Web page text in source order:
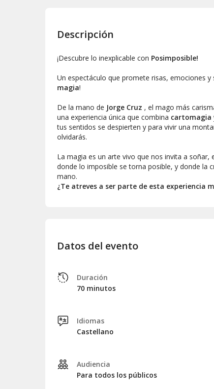
Descripción
¡Descubre lo inexplicable con Posimposible!
Un espectáculo que promete risas, emociones y
magia!
De la mano de Jorge Cruz , el mago más
una experiencia única que combina cartomagia
tus sentidos se despierten y para vivir una
olvidarás.
La magia es un arte vivo que nos invita a soñar,
donde lo imposible se torna posible, y donde la
mano.
¿Te atreves a ser parte de esta experiencia
Datos del evento
Duración
70 minutos
Idiomas
Castellano
Audiencia
Para todos los públicos